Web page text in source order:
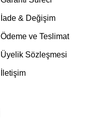
İade & Değişim
Ödeme ve Teslimat
Üyelik Sözleşmesi
İletişim